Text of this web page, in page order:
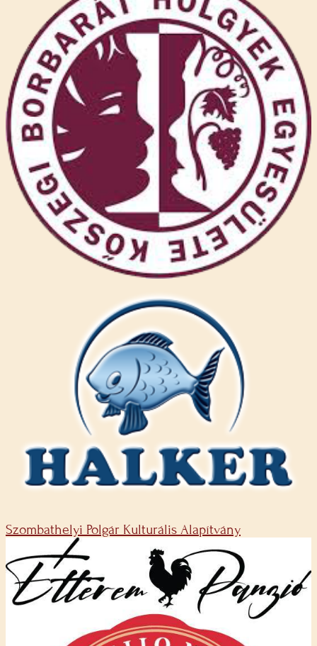
Szombathelyi Polgár Kulturális Alapítvány